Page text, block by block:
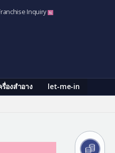
Inquiry
รื่องสำอาง let-me-in